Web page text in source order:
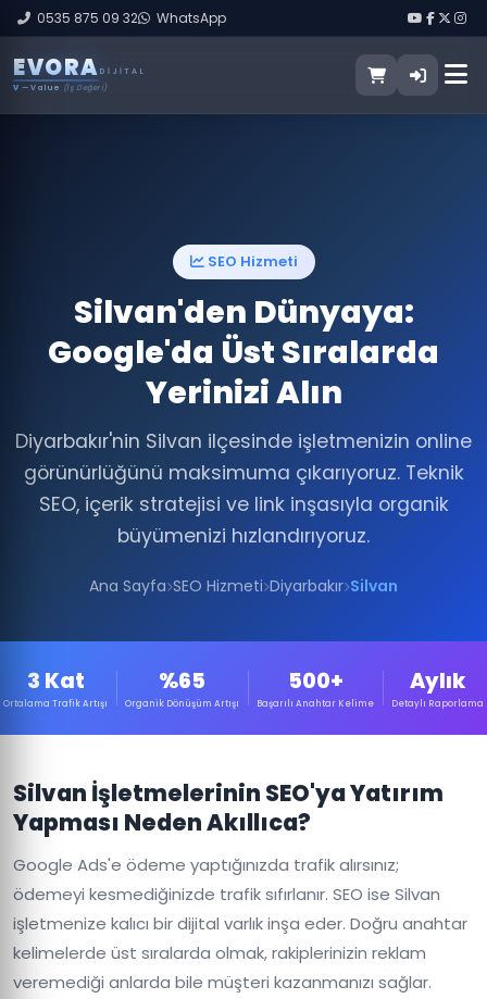
0535 875 09 32 WhatsApp
EVORA DIJITAL
V — Value (İş Değeri)
SEO Hizmeti
Silvan'den Dünyaya:
Google'da Üst Sıralarda
Yerinizi Alın
Diyarbakır'nin Silvan ilçesinde işletmenizin online
görünürlüğünü maksimuma çıkarıyoruz. Teknik
SEO, içerik stratejisi ve link inşasıyla organik
büyümenizi hızlandırıyoruz.
Ana Sayfa SEO Hizmeti Diyarbakır Silvan
3 Kat
Ortalama Trafik Artışı
%65
Organik Dönüşüm Artışı
500+
Başarılı Anahtar Kelime
Aylık
Detaylı Raporlama
Silvan İşletmelerinin SEO'ya Yatırım
Yapması Neden Akıllıca?
Google Ads'e ödeme yaptığınızda trafik alırsınız;
ödemeyi kesmediğinizde trafik sıfırlanır. SEO ise Silvan
işletmenize kalıcı bir dijital varlık inşa eder. Doğru anahtar
kelimelerde üst sıralarda olmak, rakiplerinizin reklam
veremediği anlarda bile müşteri kazanmanızı sağlar.